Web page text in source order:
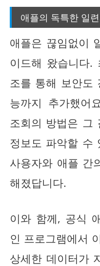
애플의 독특한 일
애플은 끊임없이
이드해 왔습니다.
조를 통해 보안도
능까지 추가했어
조회의 방법은 그
정보도 파악할 수
사용자와 애플 간
해졌답니다.
이와 함께, 공식
인 프로그램에서
상세한 데이터가